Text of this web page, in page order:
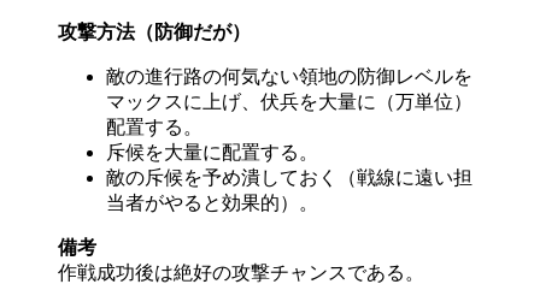
攻撃方法（防御だが）
敵の進行路の何気ない領地の防御レベルを
マックスに上げ、伏兵を大量に（万単位）
配置する。
斥候を大量に配置する。
敵の斥候を予め潰しておく（戦線に遠い担
当者がやると効果的）。
備考
作戦成功後は絶好の攻撃チャンスである。